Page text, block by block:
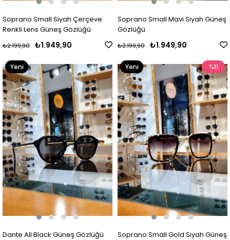
Soprano Small Siyah Çerçeve
Renkli Lens Güneş Gözlüğü
₺1.949,90
₺2.199,90
Soprano Small Mavi Siyah Güneş
Gözlüğü
₺1.949,90
₺2.199,90
Dante All Black Güneş Gözlüğü
Yeni
Ürün
Soprano Small Gold Siyah Güneş
%11
Yeni
Ürün